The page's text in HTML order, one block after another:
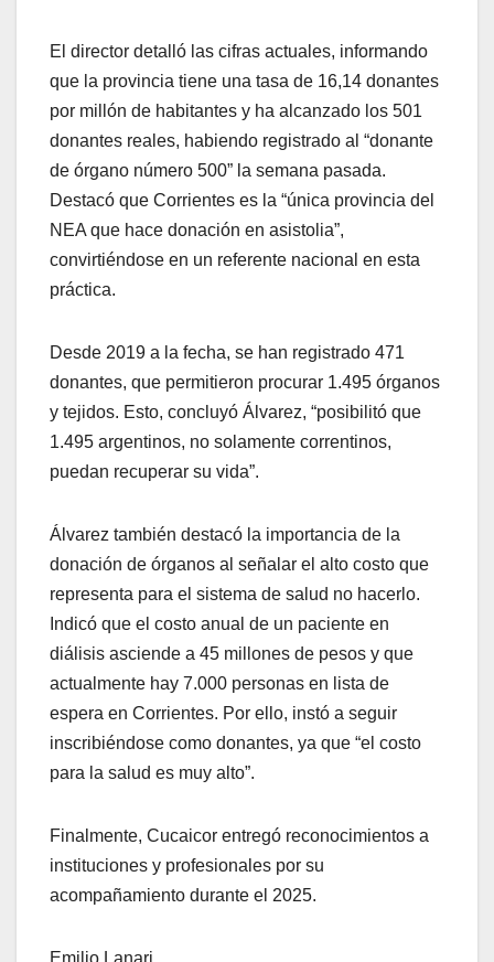
El director detalló las cifras actuales, informando
que la provincia tiene una tasa de 16,14 donantes
por millón de habitantes y ha alcanzado los 501
donantes reales, habiendo registrado al “donante
de órgano número 500” la semana pasada.
Destacó que Corrientes es la “única provincia del
NEA que hace donación en asistolia”,
convirtiéndose en un referente nacional en esta
práctica.
Desde 2019 a la fecha, se han registrado 471
donantes, que permitieron procurar 1.495 órganos
y tejidos. Esto, concluyó Álvarez, “posibilitó que
1.495 argentinos, no solamente correntinos,
puedan recuperar su vida”.
Álvarez también destacó la importancia de la
donación de órganos al señalar el alto costo que
representa para el sistema de salud no hacerlo.
Indicó que el costo anual de un paciente en
diálisis asciende a 45 millones de pesos y que
actualmente hay 7.000 personas en lista de
espera en Corrientes. Por ello, instó a seguir
inscribiéndose como donantes, ya que “el costo
para la salud es muy alto”.
Finalmente, Cucaicor entregó reconocimientos a
instituciones y profesionales por su
acompañamiento durante el 2025.